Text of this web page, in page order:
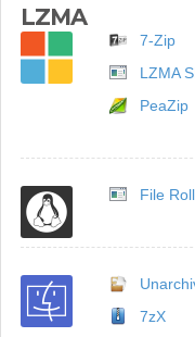
LZMA
7-Zip
LZMA
PeaZip
File
7zX